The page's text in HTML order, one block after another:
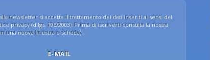
newsletter si accetta il trattamento dei dati inseriti ai sensi del
privacy (d.lgs. 196/2003). Prima di iscriverti consulta la nostra
una nuova finestra o scheda).
E-MAIL